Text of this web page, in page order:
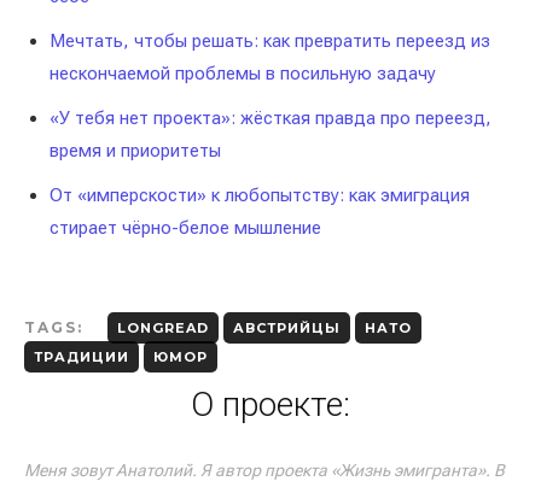
Мечтать, чтобы решать: как превратить переезд из
нескончаемой проблемы в посильную задачу
«У тебя нет проекта»: жёсткая правда про переезд,
время и приоритеты
От «имперскости» к любопытству: как эмиграция
стирает чёрно-белое мышление
TAGS: LONGREAD АВСТРИЙЦЫ
НАТО
ТРАДИЦИИ
ЮМОР
О проекте:
Меня зовут Анатолий. Я автор проекта «Жизнь эмигранта». В